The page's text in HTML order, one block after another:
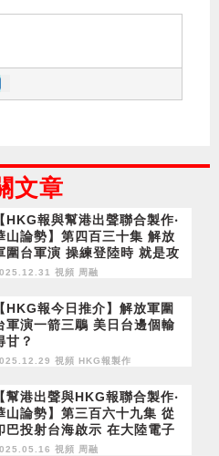
文章
【HKG報與幫港出聲聯合製作‧
山論勢】第四百三十集 解放
圍台軍演 操練登陸時 就是攻
前夕？ 視頻 周融
【HKG報今日推介】解放軍圍
軍演一箭三鵰 美日台邊個輸
甘？
視頻 HKG報製作
【幫港出聲與HKG報聯合製作‧
山論勢】第三百六十九集 從
巴投射台海啟示 在大陸電子
磁制空權下 台灣捱不過60
視頻 周融